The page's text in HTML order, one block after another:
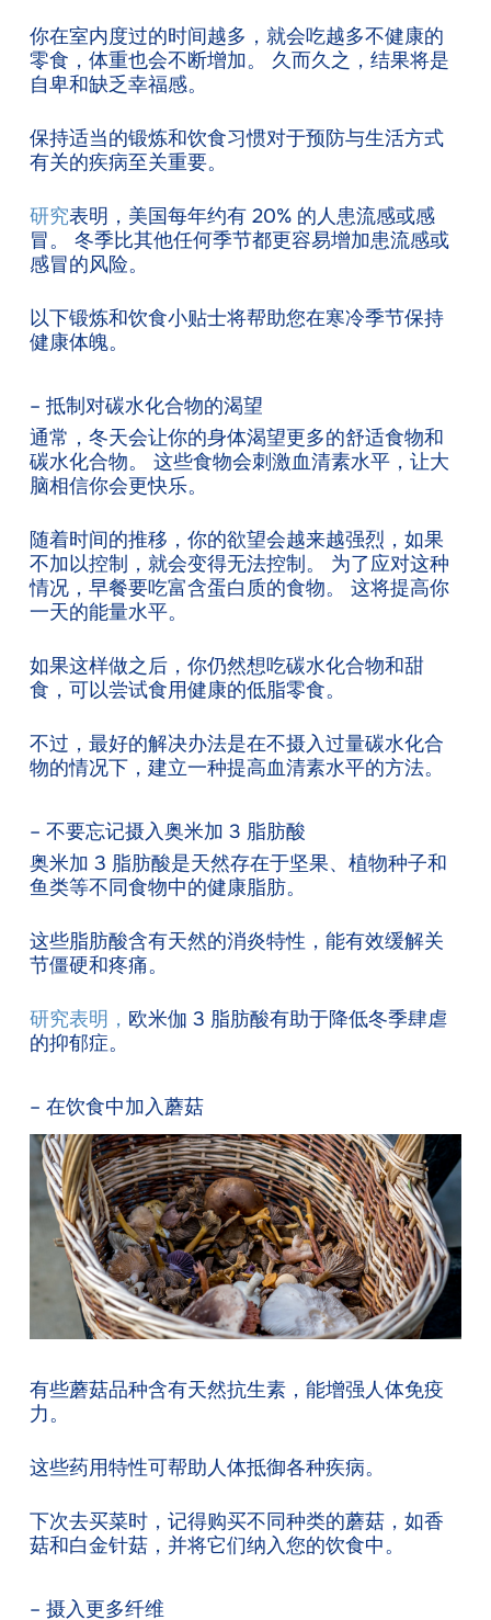
你在室内度过的时间越多，就会吃越多不健康的
零食，体重也会不断增加。 久而久之，结果将是
自卑和缺乏幸福感。
保持适当的锻炼和饮食习惯对于预防与生活方式
有关的疾病至关重要。
研究表明，美国每年约有 20% 的人患流感或感
冒。 冬季比其他任何季节都更容易增加患流感或
感冒的风险。
以下锻炼和饮食小贴士将帮助您在寒冷季节保持
健康体魄。
– 抵制对碳水化合物的渴望
通常，冬天会让你的身体渴望更多的舒适食物和
碳水化合物。 这些食物会刺激血清素水平，让大
脑相信你会更快乐。
随着时间的推移，你的欲望会越来越强烈，如果
不加以控制，就会变得无法控制。 为了应对这种
情况，早餐要吃富含蛋白质的食物。 这将提高你
一天的能量水平。
如果这样做之后，你仍然想吃碳水化合物和甜
食，可以尝试食用健康的低脂零食。
不过，最好的解决办法是在不摄入过量碳水化合
物的情况下，建立一种提高血清素水平的方法。
– 不要忘记摄入奥米加 3 脂肪酸
奥米加 3 脂肪酸是天然存在于坚果、植物种子和
鱼类等不同食物中的健康脂肪。
这些脂肪酸含有天然的消炎特性，能有效缓解关
节僵硬和疼痛。
研究表明， 欧米伽 3 脂肪酸有助于降低冬季肆虐
的抑郁症。
– 在饮食中加入蘑菇
有些蘑菇品种含有天然抗生素，能增强人体免疫
力。
这些药用特性可帮助人体抵御各种疾病。
下次去买菜时，记得购买不同种类的蘑菇，如香
菇和白金针菇，并将它们纳入您的饮食中。
– 摄入更多纤维